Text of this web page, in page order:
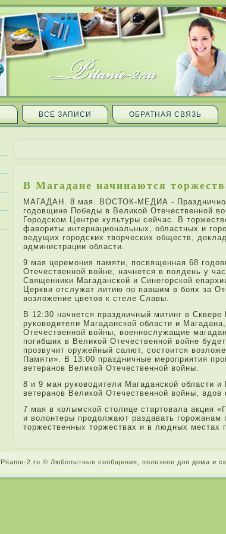
ВСЕ ЗАПИ­СИ ОБРАТНАЯ СВЯЗЬ
В Магада­не начинаются
МАГАДАН. 8 мая. ВОСТОК-МЕДИА -
годовщине Победы в Великой Отечественной
Городском Центре культуры сейчас. В
фавори­ты интернациональных, областных и
ведущих городских творческих обществ,
администрации области.
9 мая церемония памяти, посвященная 68
Отечественной войне, начнется в полдень у
Священники Магада­нской и Синегорской
Церкви отслужат литию по павшим в боях за
возложение цветов к стеле­ Славы.
В 12:30 начнется праздничный митинг в
руководители Магада­нской области и
Отечественной войны, военнослужащие
погибших в Великой Отечественной войне
прозвучит оружейный салют, состоится
Памяти». В 13:00 праздничные меропри­ятия
ветеранов Великой Отечественной войны.
8 и 9 мая руководители Магада­нской области
ветеранов Великой Отечественной войны,
7 мая в колымской столице стартовала акция
и волонтеры продолжают разда­вать горожанам
торжественных торжествах и в людных местах
Pitanie-2.ru © Любопытные сообщения, поле­зное для дома и